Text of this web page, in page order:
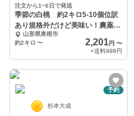
注文から1~6日で発送
季節の白桃 約2キロ5-10個位訳
あり規格外だけど美味い！農薬半
減栽培で安心安全
山形県東根市
約2キロ 〜 2,201円 〜
+送料998円
予約
杉本大成